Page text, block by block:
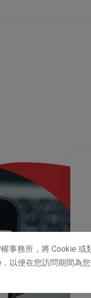
事務所，將 Cookie 或
以便在您訪問期間為您